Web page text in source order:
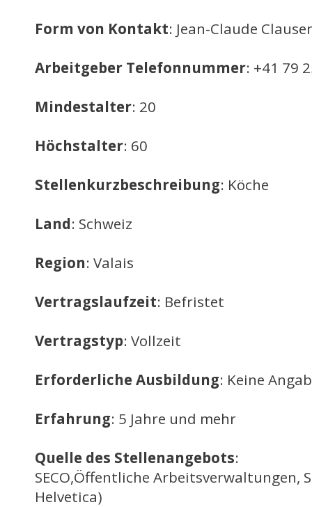
Form von Kontakt: Jean-Claude
Arbeitgeber Telefonnummer: +41 79
Mindestalter: 20
Höchstalter: 60
Stellenkurzbeschreibung: Köche
Land: Schweiz
Region: Valais
Vertragslaufzeit: Befristet
Vertragstyp: Vollzeit
Erforderliche Ausbildung: Keine
Erfahrung: 5 Jahre und mehr
Quelle des Stellenangebots:
SECO,Öffentliche Arbeitsverwaltungen,
Helvetica)